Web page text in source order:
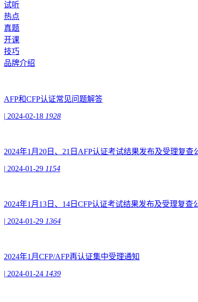
试听
热点
真题
开课
技巧
品牌介绍
AFP和CFP认证常见问题解答
| 2024-02-18 1928
2024年1月20日、21日AFP认证考试结果发布及受理复查
| 2024-01-29 1154
2024年1月13日、14日CFP认证考试结果发布及受理复查
| 2024-01-29 1364
2024年1月CFP/AFP再认证集中受理通知
| 2024-01-24 1439